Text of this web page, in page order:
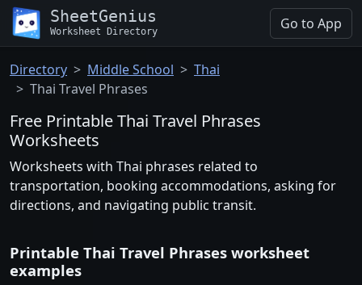
SheetGenius
Worksheet Directory Go to App
Directory Middle School
Thai
Thai Travel Phrases
Free Printable Thai Travel Phrases
Worksheets
Worksheets with Thai phrases related to
transportation, booking accommodations, asking for
directions, and navigating public transit.
Printable Thai Travel Phrases worksheet
examples